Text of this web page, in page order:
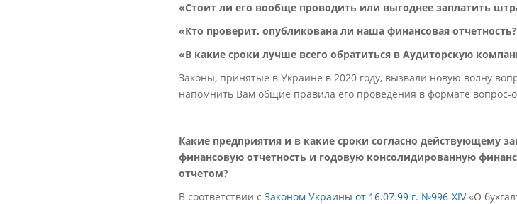
«Стоит ли его вообще проводить или выгоднее заплатить
«Кто проверит, опубликована ли наша финансовая
«В какие сроки лучше всего обратиться в Аудиторскую
Законы, принятые в Украине в 2020 году, вызвали новую волну
напомнить Вам общие правила его проведения в формате вопрос-
Какие предприятия и в какие сроки согласно действующему
финансовую отчетность и годовую консолидированную
отчетом?
В соответствии с Законом Украины от 16.07.99 г. №996-XIV«О